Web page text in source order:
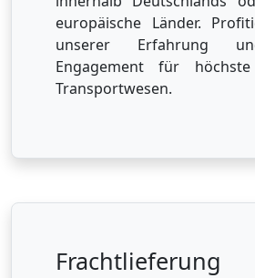
europäische Länder.
unserer Erfahrung
Engagement für
Transportwesen.
Frachtlieferung